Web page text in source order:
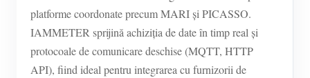
platforme coordonate precum MARI și PICASSO.
IAMMETER sprijină achiziția de date în timp real și
protocoale de comunicare deschise (MQTT, HTTP
API), fiind ideal pentru integrarea cu furnizorii de